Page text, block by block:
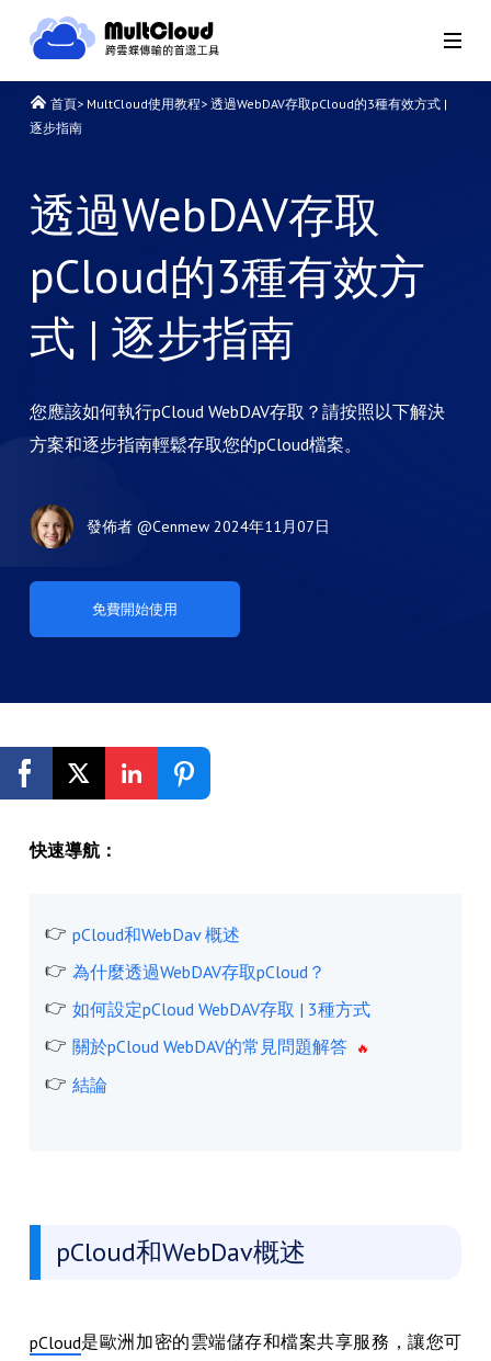
首頁> MultCloud使用教程> 透過WebDAV存取pCloud的3種有效方式 |
逐步指南
透過WebDAV存取
pCloud的3種有效方
式 | 逐步指南
您應該如何執行pCloud WebDAV存取？請按照以下解決
方案和逐步指南輕鬆存取您的pCloud檔案。
免費開始使用
發佈者 @Cenmew 2024年11月07日
快速導航：
pCloud和WebDav 概述
為什麼透過WebDAV存取pCloud？
如何設定pCloud WebDAV存取 | 3種方式
關於pCloud WebDAV的常見問題解答
結論
pCloud和WebDav概述
pCloud是歐洲加密的雲端儲存和檔案共享服務，讓您可